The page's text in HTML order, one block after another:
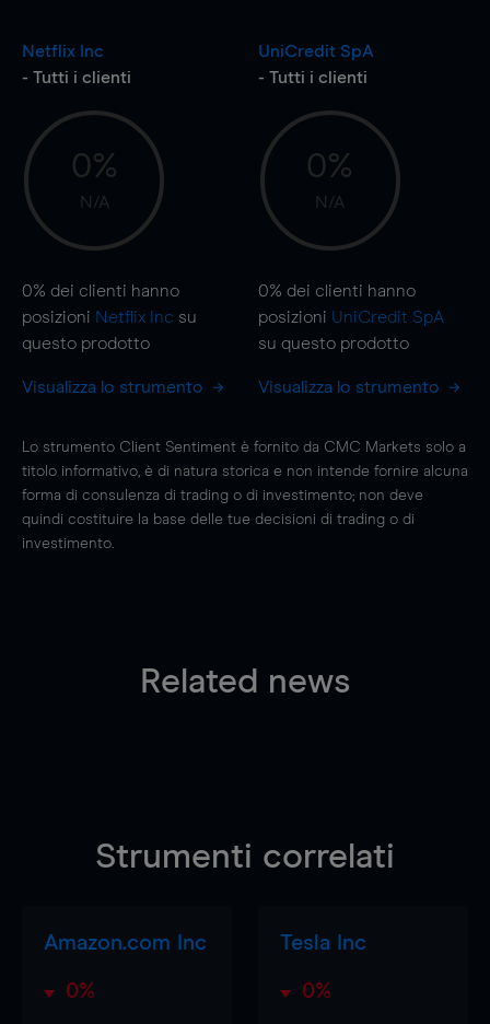
Netflix Inc
- Tutti i clienti
0%
N/A
0% dei clienti hanno
posizioni Netflix Inc su
questo prodotto
Visualizza lo strumento
UniCredit SpA
- Tutti i clienti
0%
N/A
0% dei clienti hanno
posizioni UniCredit SpA
su questo prodotto
Visualizza lo strumento
Lo strumento Client Sentiment è fornito da CMC Markets solo a
titolo informativo, è di natura storica e non intende fornire alcuna
forma di consulenza di trading o di investimento; non deve
quindi costituire la base delle tue decisioni di trading o di
investimento.
Related news
Strumenti correlati
Amazon.com Inc
0%
Tesla Inc
0%